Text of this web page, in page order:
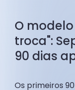
O
troca":
90 dias
Os primeiros